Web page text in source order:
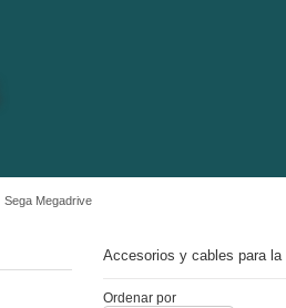
Sega Megadrive
Accesorios y cables para
Ordenar por